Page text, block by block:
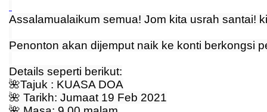
Assalamualaikum semua! Jom kita usrah santai!
Penonton akan dijemput naik ke konti berkongsi
Details seperti berikut:
🌺Tajuk : KUASA DOA
🌺 Tarikh: Jumaat 19 Feb 2021